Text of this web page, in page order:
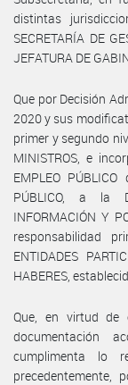
distintas
SECRETARÍA DE
JEFATURA DE
Que por Decisión
2020 y sus
primer y segundo
MINISTROS, e
EMPLEO
PÚBLICO, a la
INFORMACIÓN Y
responsabilidad
ENTIDADES
HABERES,
Que, en virtud de
documentación
cumplimenta lo